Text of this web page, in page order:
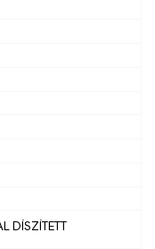
DÍSZÍTETT